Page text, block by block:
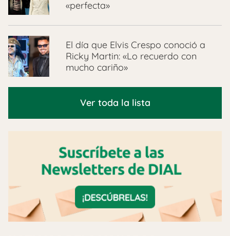
«perfecta»
El día que Elvis Crespo conoció a
Ricky Martin: «Lo recuerdo con
mucho cariño»
Ver toda la lista